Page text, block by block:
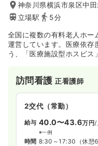
神奈川県横浜市泉区中
立場駅
5分
全国に複数の有料老人ホー
運営しています。医療依存
う、「医療施設型ホスピス
訪問看護正看護師
2交代（常勤）
給与 40.0〜43.6万円/
※一例
時間 8:30～17:30 （休憩